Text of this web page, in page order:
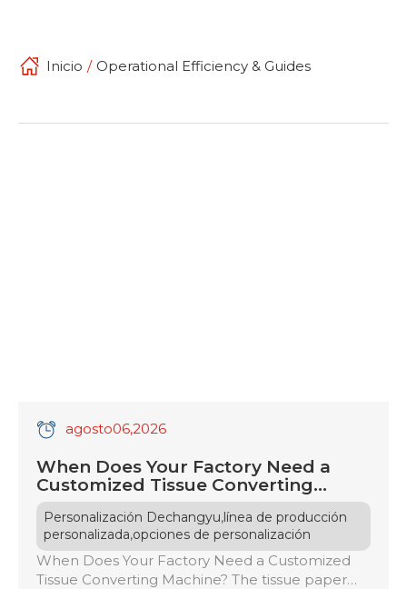
Inicio / Operational Efficiency & Guides
agosto06,2026
When Does Your Factory Need a
Customized Tissue Converting
Machine?
Personalización Dechangyu,línea de producción
personalizada,opciones de personalización
When Does Your Factory Need a Customized
Tissue Converting Machine? The tissue paper